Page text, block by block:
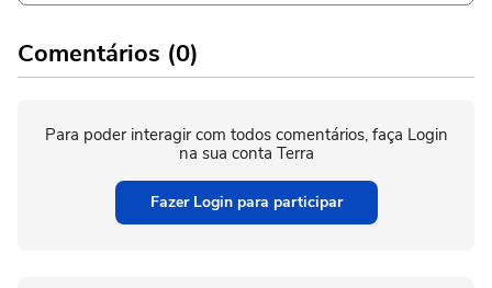
Comentários (0)
Para poder interagir com todos comentários, faça Login
na sua conta Terra
Fazer Login para participar